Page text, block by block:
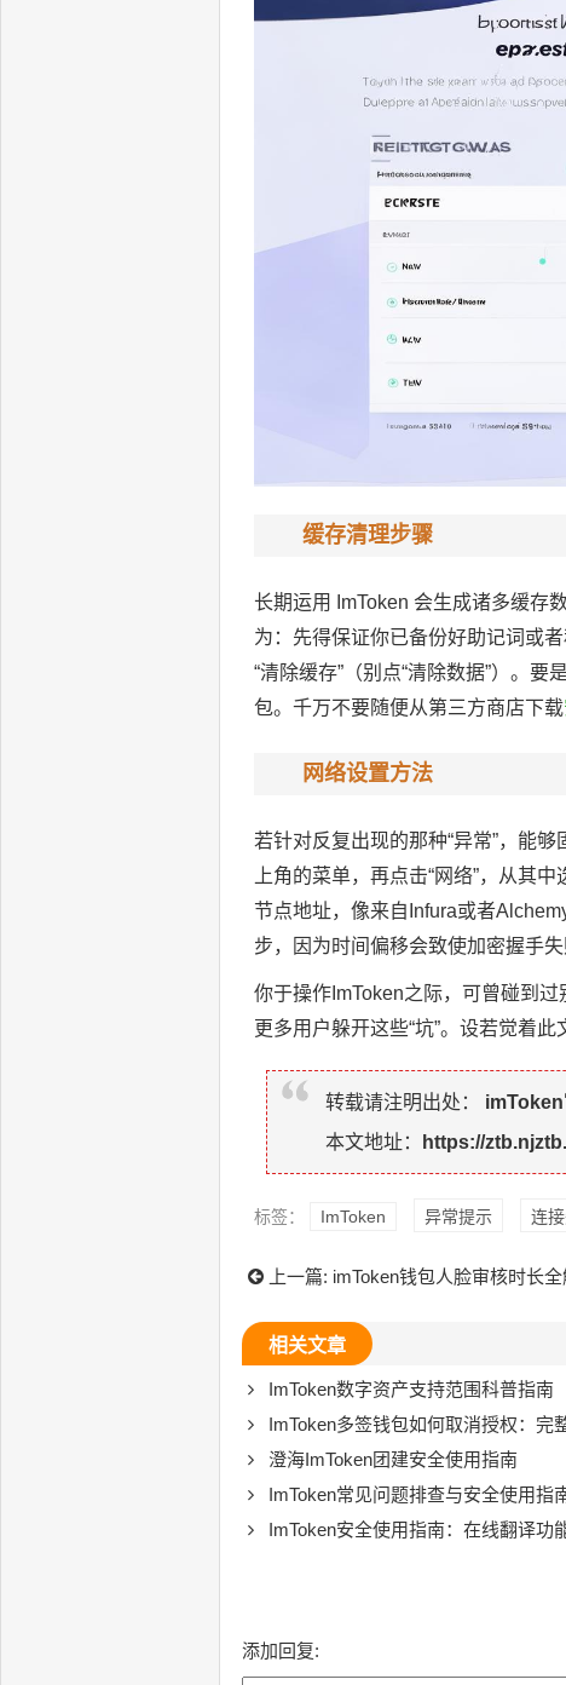
缓存清理步骤
长期运用 ImToken 会生成诸多缓存
为：先得保证你已备份好助记词或
“清除缓存”（别点“清除数据”）。
包。千万不要随便从第三方商店下载
网络设置方法
若针对反复出现的那种“异常”，能
上角的菜单，再点击“网络”，从其
节点地址，像来自Infura或者
步，因为时间偏移会致使加密握手
你于操作ImToken之际，可曾碰到
更多用户躲开这些“坑”。设若觉着
转载请注明出处：
本文地址：
https://
标签： ImToken 异常提示 连
上一篇: imToken钱包人脸审核时长
相关文章
ImToken数字资产支持范围科普指南
ImToken多签钱包如何取消授权：完
澄海ImToken团建安全使用指南
ImToken常见问题排查与安全使用指
ImToken安全使用指南：在线翻译功
添加回复: